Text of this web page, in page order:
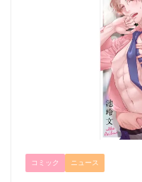
コミック ニュース